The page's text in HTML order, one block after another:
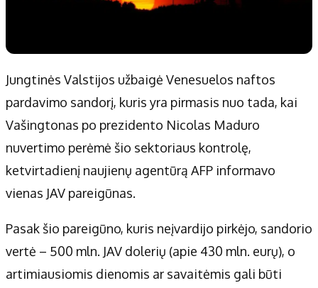
Alytaus miesto
Marijampolės
Palangos miesto
Prienų rajono
Redakcija
Apie mus
Autoriai
Privatumo politika
Jungtinės Valstijos užbaigė Venesuelos naftos
pardavimo sandorį, kuris yra pirmasis nuo tada, kai
Vašingtonas po prezidento Nicolas Maduro
nuvertimo perėmė šio sektoriaus kontrolę,
ketvirtadienį naujienų agentūrą AFP informavo
vienas JAV pareigūnas.
Pasak šio pareigūno, kuris neįvardijo pirkėjo, sandorio
vertė – 500 mln. JAV dolerių (apie 430 mln. eurų), o
artimiausiomis dienomis ar savaitėmis gali būti